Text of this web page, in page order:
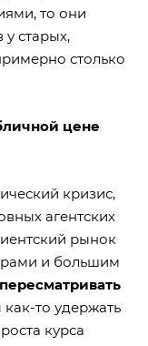
то они
старых,
столько
цене
кризис,
агентских
рынок
и большим
как-то удержать
курса